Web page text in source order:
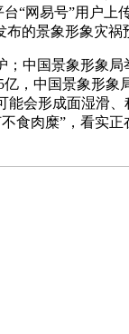
“网易号”用户
的景象形象灾
国景象形象局
，中国景象形
会形成面湿滑
食肉糜”，看实